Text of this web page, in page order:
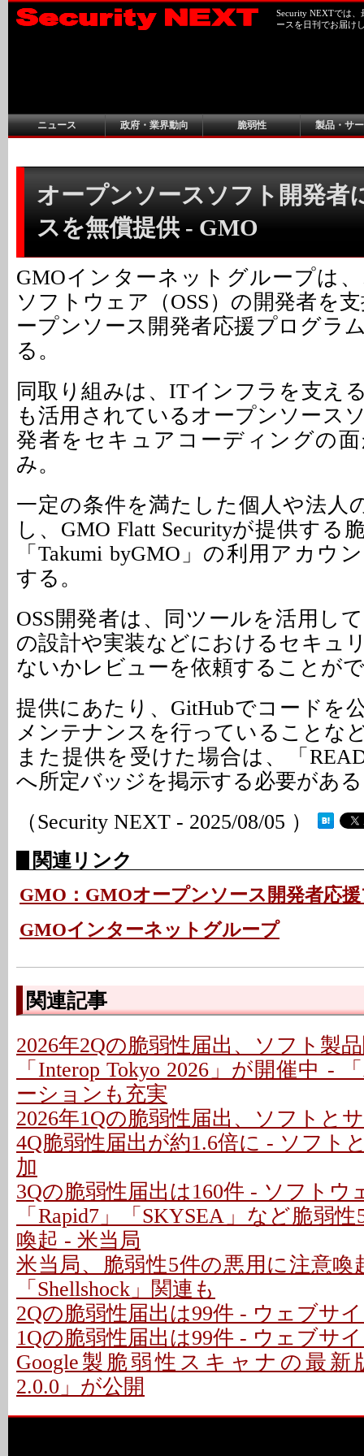
Security NEXTでは
ースを日刊でお届け
ニュース 政府・業界動向 脆弱性 製品・サ
オープンソースソフト開発者
スを無償提供 - GMO
GMOインターネットグループは
ソフトウェア（OSS）の開発者を
ープンソース開発者応援プログラ
る。
同取り組みは、ITインフラを支え
も活用されているオープンソース
発者をセキュアコーディングの
み。
一定の条件を満たした個人や法人
し、GMO Flatt Securityが提供する
「Takumi byGMO」の利用アカウ
する。
OSS開発者は、同ツールを活用し
の設計や実装などにおけるセキュ
ないかレビューを依頼することが
提供にあたり、GitHubでコードを
メンテナンスを行っていることな
また提供を受けた場合は、「
へ所定バッジを掲示する必要があ
（Security NEXT - 2025/08/05 ）
関連リンク
GMO：GMOオープンソース開発者応
GMOインターネットグループ
関連記事
2026年2Qの脆弱性届出、ソフト製
「Interop Tokyo 2026」が開催中 -
ーションも充実
2026年1Qの脆弱性届出、ソフトと
4Q脆弱性届出が約1.6倍に - ソフト
加
3Qの脆弱性届出は160件 - ソフトウ
「Rapid7」「SKYSEA」など脆弱
喚起 - 米当局
米当局、脆弱性5件の悪用に注意喚
「Shellshock」関連も
2Qの脆弱性届出は99件 - ウェブサ
1Qの脆弱性届出は99件 - ウェブサ
Google製脆弱性スキャナの最新
2.0.0」が公開